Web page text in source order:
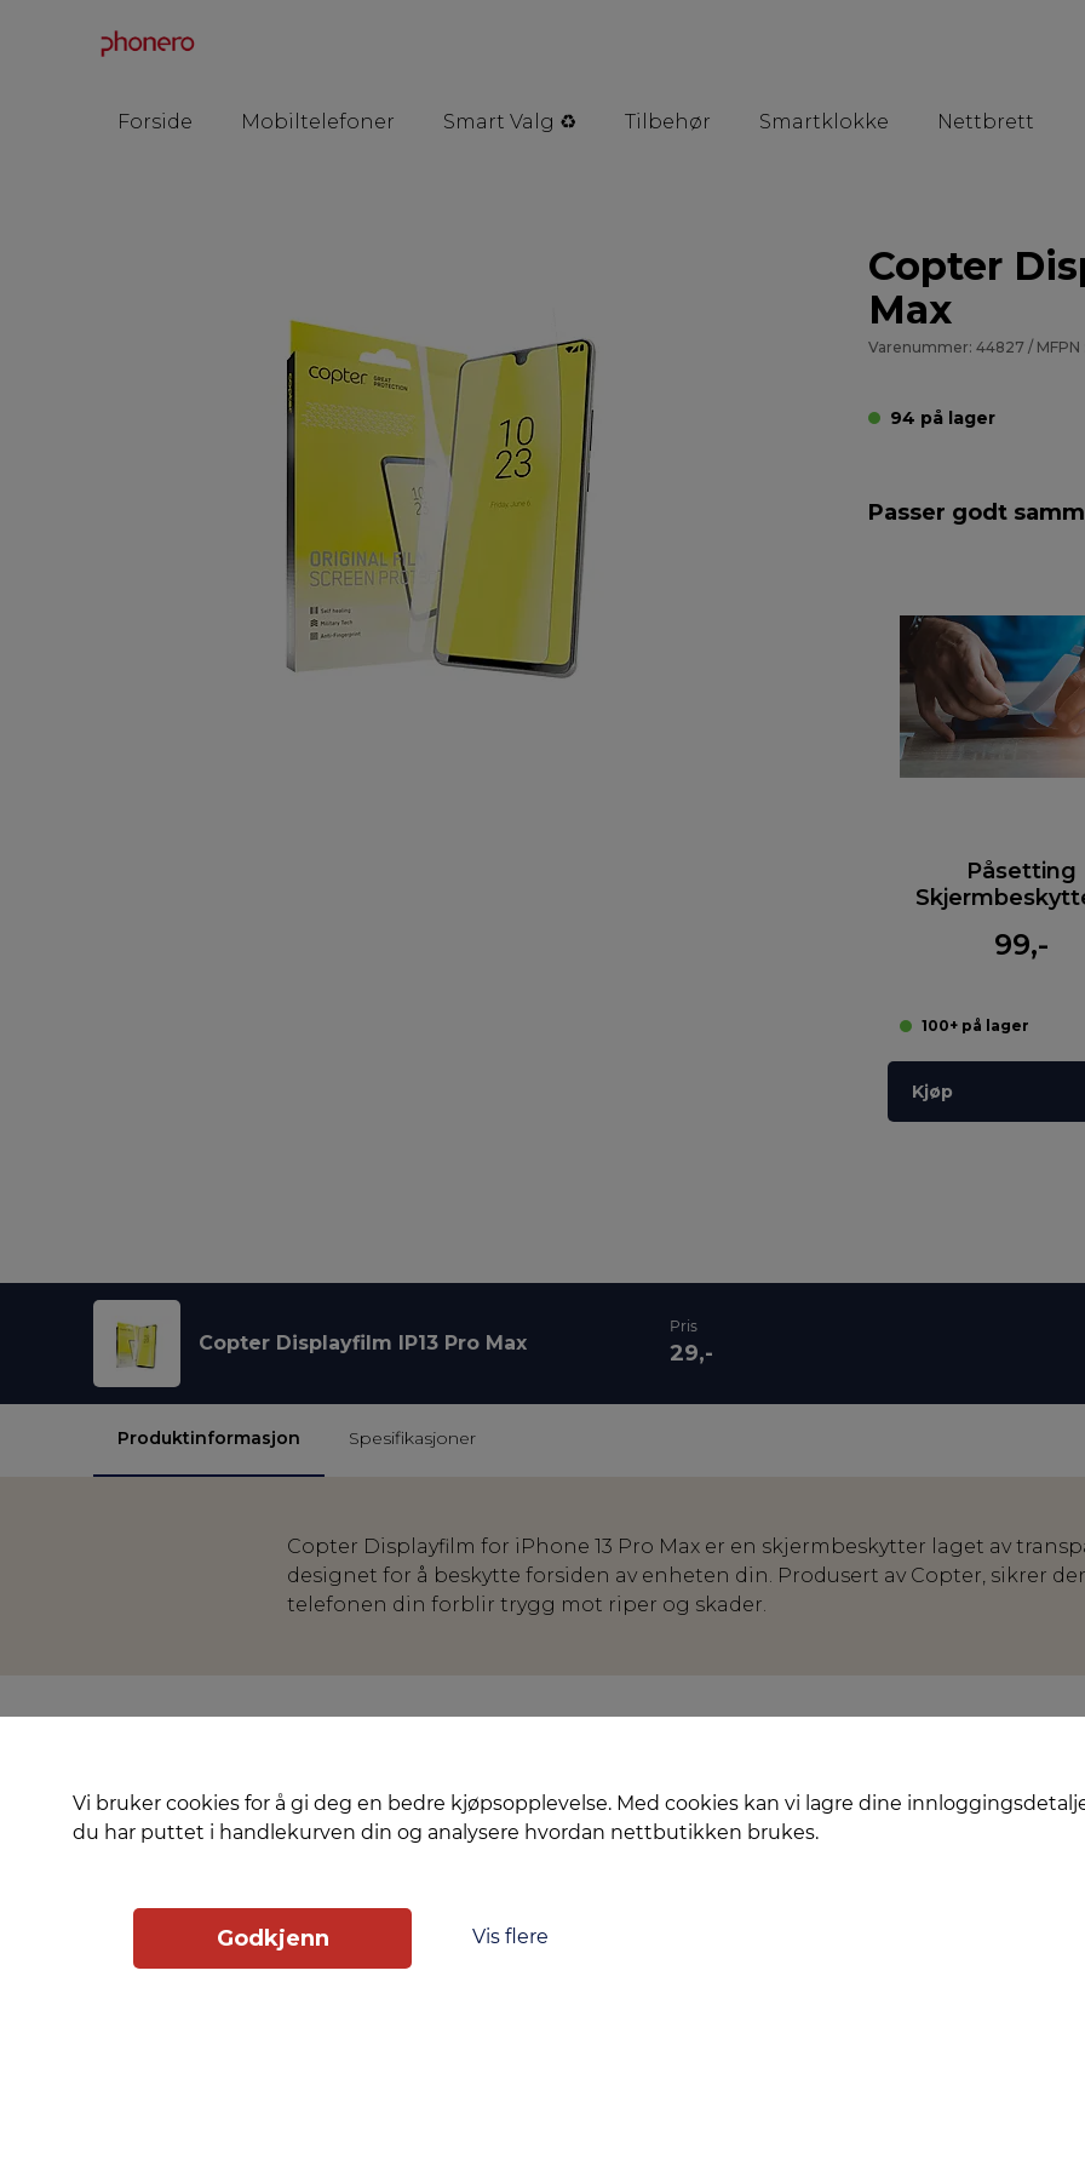
Vi bruker cookies for å gi deg en bedre kjøpsopplevelse. Med cookies kan vi lagre dine
du har puttet i handlekurven din og analysere hvordan nettbutikken brukes.
Godkjenn Vis flere
Forside Mobiltelefoner Smart Valg ♻️ Tilbehør Smartklokke Nettbrett
Copter
Max
Varenummer: 44827 / MFPN
94 på lager
Passer godt
Påsetting
99,-
100+ på lager
Kjøp
Copter Displayfilm IP13 Pro Max
Pris
29,-
Produktinformasjon Spesifikasjoner
Copter Displayfilm for iPhone 13 Pro Max er en skjermbeskytter laget av
designet for å beskytte forsiden av enheten din. Produsert av Copter, sikrer
telefonen din forblir trygg mot riper og skader.